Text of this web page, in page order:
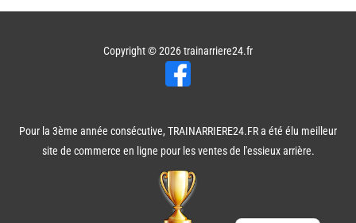
Copyright © 2026trainarriere24.fr
Pour la 3ème année consécutive, TRAINARRIERE24.FR a été élu meilleur
site de commerce en ligne pour les ventes de l'essieux arrière.